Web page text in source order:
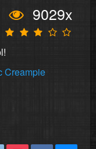
9029x
Creampie